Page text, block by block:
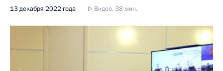
13 декабря 2022 года Видео, 38 мин.